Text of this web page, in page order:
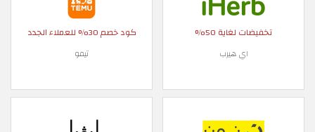
تخفيضات لغاية 50%
اي هيرب
كود خصم 30% للعملاء الجدد
تيمو